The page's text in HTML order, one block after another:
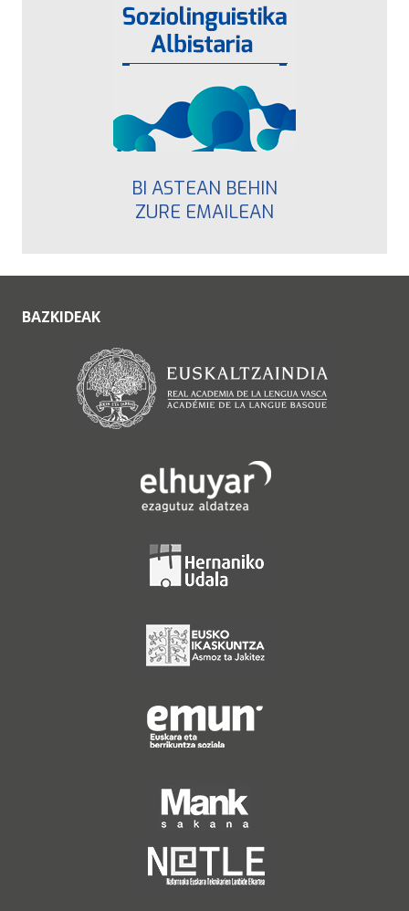
BI ASTEAN BEHIN
ZURE EMAILEAN
BAZKIDEAK